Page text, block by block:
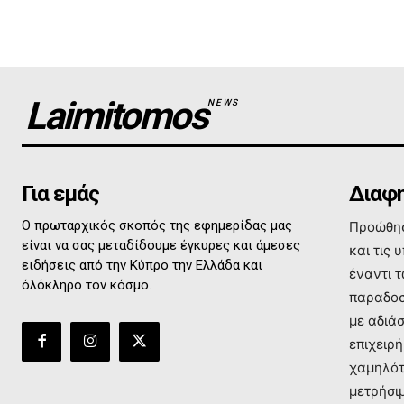
LaimitomosNEWS
Για εμάς
Ο πρωταρχικός σκοπός της εφημερίδας μας
είναι να σας μεταδίδουμε έγκυρες και άμεσες
ειδήσεις από την Κύπρο την Ελλάδα και
όλόκληρο τον κόσμο.
και τις
έναντι
με